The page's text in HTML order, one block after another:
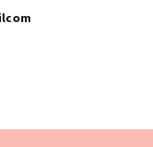
hodnotenie produktu